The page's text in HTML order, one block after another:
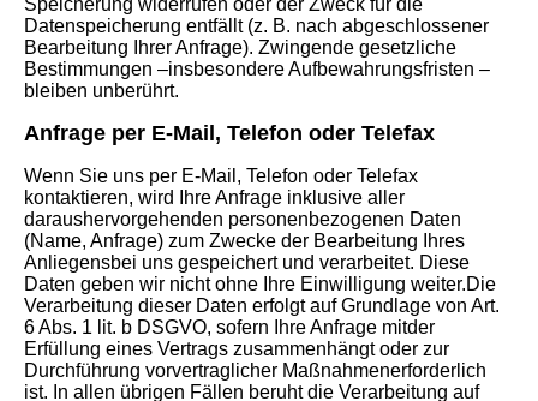
Speicherung widerrufen oder der Zweck für die
Datenspeicherung entfällt (z. B. nach abgeschlossener
Bearbeitung Ihrer Anfrage). Zwingende gesetzliche
Bestimmungen –insbesondere Aufbewahrungsfristen –
bleiben unberührt.
Anfrage per E-Mail, Telefon oder Telefax
Wenn Sie uns per E-Mail, Telefon oder Telefax
kontaktieren, wird Ihre Anfrage inklusive aller
daraushervorgehenden personenbezogenen Daten
(Name, Anfrage) zum Zwecke der Bearbeitung Ihres
Anliegensbei uns gespeichert und verarbeitet. Diese
Daten geben wir nicht ohne Ihre Einwilligung weiter.Die
Verarbeitung dieser Daten erfolgt auf Grundlage von Art.
6 Abs. 1 lit. b DSGVO, sofern Ihre Anfrage mitder
Erfüllung eines Vertrags zusammenhängt oder zur
Durchführung vorvertraglicher Maßnahmenerforderlich
ist. In allen übrigen Fällen beruht die Verarbeitung auf